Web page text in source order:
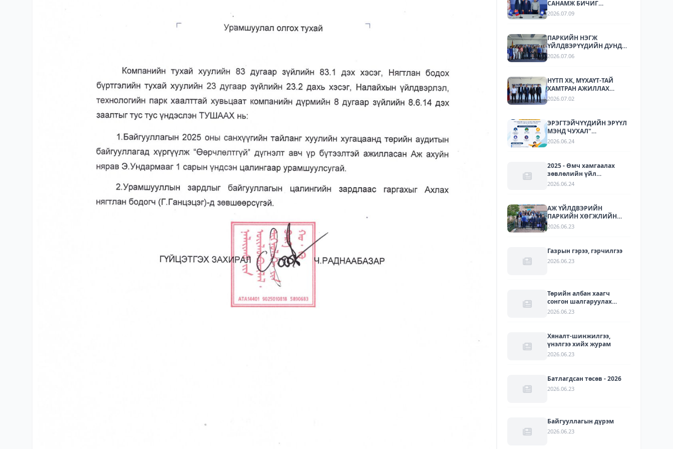
САНАМЖ БИЧИГ
БАЙГУУЛЛАА
2026.07.09
ПАРКИЙН НЭГЖ
ҮЙЛДВЭРҮҮДИЙН ДУНД
СТАНДАРТЧИЛАЛ,
СУРГАЛТ, МЭДЭЭЛЛИЙН
АРГА ХЭМЖЭЭ ЗОХИОН
2026.07.06
НҮТП ХК, МҮХАҮТ-ТАЙ
ХАМТРАН АЖИЛЛАХ
БОЛОМЖУУДЫГ
2026.07.02
ЭРЭГТЭЙЧҮҮДИЙН ЭРҮҮЛ
МЭНД ЧУХАЛ"
НӨЛӨӨЛЛИЙН АЯН
2026.06.24
2025 - Өмч хамгаалах
зөвлөлийн үйл
ажиллагаа
2026.06.24
АЖ ҮЙЛДВЭРИЙН
ПАРКИЙН ХӨГЖЛИЙН
ТУРШЛАГА СОЛИЛЦОХ
2026.06.23
Газрын гэрээ, гэрчилгээ
2026.06.23
Төрийн албан хаагч
сонгон шалгаруулах
журам
2026.06.23
Хяналт-шинжилгээ,
үнэлгээ хийх журам
2026.06.23
Батлагдсан төсөв - 2026
2026.06.23
Байгууллагын дүрэм
2026.06.23